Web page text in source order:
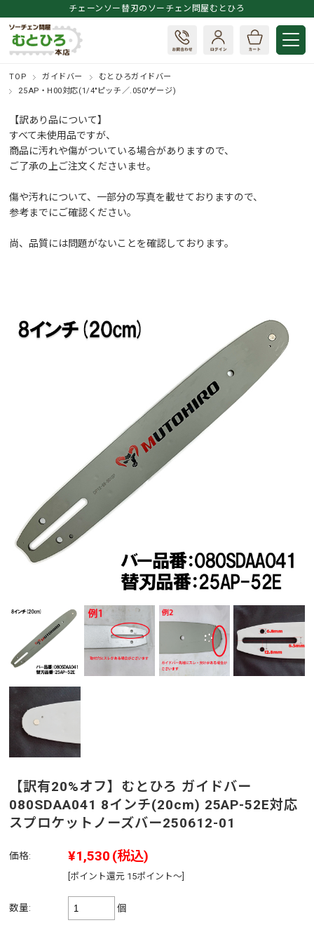
チェーンソー替刃のソーチェン問屋むとひろ
TOP ガイドバー
むとひろガイドバー
25AP・H00対応(1/4"ピッチ／.050"ゲージ)
【訳あり品について】
すべて未使用品ですが、
商品に汚れや傷がついている場合がありますので、
ご了承の上ご注文くださいませ。
傷や汚れについて、一部分の写真を載せておりますので、
参考までにご確認ください。
尚、品質には問題がないことを確認しております。
【訳有20%オフ】むとひろ ガイドバー
080SDAA041 8インチ(20cm) 25AP-52E対応
スプロケットノーズバー250612-01
価格: ¥1,530 (税込)
[ポイント還元 15ポイント～]
数量: 個